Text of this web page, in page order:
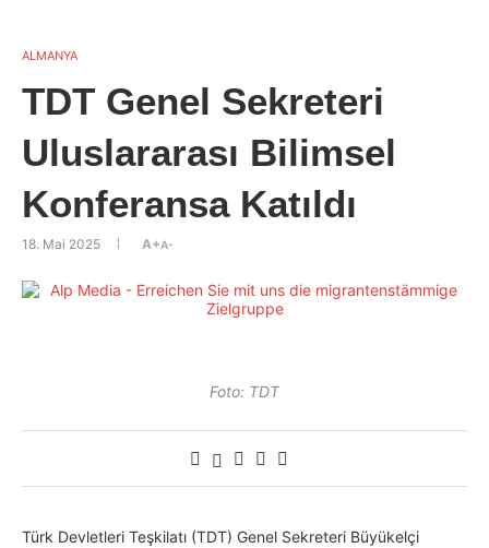
ALMANYA
TDT Genel Sekreteri
Uluslararası Bilimsel
Konferansa Katıldı
18. Mai 2025 A+A-
Foto: TDT
Türk Devletleri Teşkilatı (TDT) Genel Sekreteri Büyükelçi